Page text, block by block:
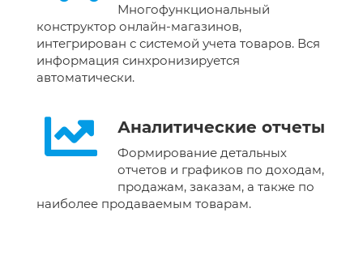
Многофункциональный
конструктор онлайн-магазинов,
интегрирован с системой учета товаров. Вся
информация синхронизируется
автоматически.
Аналитические отчеты
Формирование детальных
отчетов и графиков по доходам,
продажам, заказам, а также по
наиболее продаваемым товарам.